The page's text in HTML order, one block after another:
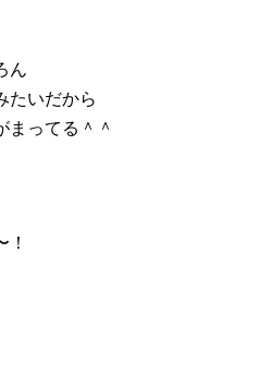
ん
たいだから
まってる＾＾